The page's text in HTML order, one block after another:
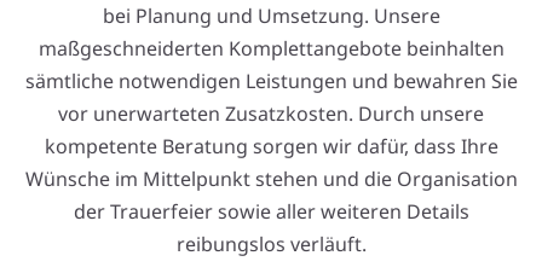
bei Planung und Umsetzung. Unsere
maßgeschneiderten Komplettangebote beinhalten
sämtliche notwendigen Leistungen und bewahren Sie
vor unerwarteten Zusatzkosten. Durch unsere
kompetente Beratung sorgen wir dafür, dass Ihre
Wünsche im Mittelpunkt stehen und die Organisation
der Trauerfeier sowie aller weiteren Details
reibungslos verläuft.